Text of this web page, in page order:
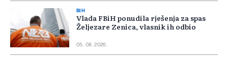
BIH
Vlada FBiH ponudila rješenja za spas
Željezare Zenica, vlasnik ih odbio
05. 08. 2026.